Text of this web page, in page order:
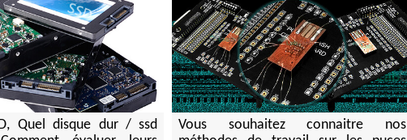
Quel disque dur / ssd
Vous souhaitez connaitre nos